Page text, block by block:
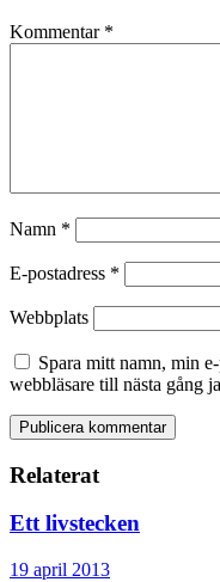
Kommentar *
Namn *
E-postadress *
Webbplats
Spara mitt namn, min
webbläsare till nästa gång
Relaterat
Ett livstecken
19 april 2013